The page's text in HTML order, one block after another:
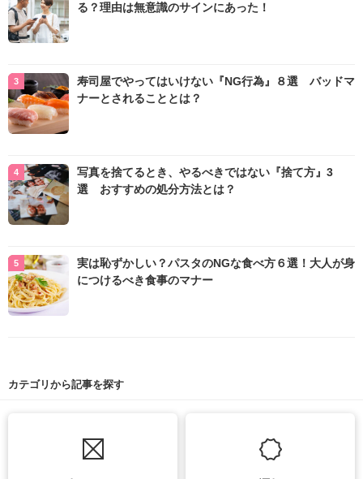
る？理由は無意識のサインにあった！
寿司屋でやってはいけない『NG行為』８選 バッドマ
ナーとされることとは？
写真を捨てるとき、やるべきではない『捨て方』3
選 おすすめの処分方法とは？
実は恥ずかしい？パスタのNGな食べ方６選！大人が身
につけるべき食事のマナー
カテゴリから記事を探す